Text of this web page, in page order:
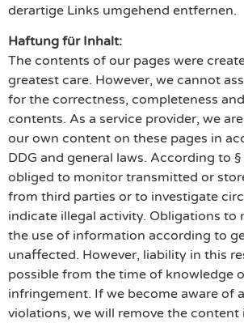
derartige Links umgehend entfernen.
Haftung für Inhalt:
The contents of our pages were
greatest care. However, we cannot
for the correctness, completeness
contents. As a service provider, we
our own content on these pages in
DDG and general laws. According to
obliged to monitor transmitted or
from third parties or to investigate
indicate illegal activity. Obligations to
the use of information according to
unaffected. However, liability in this
possible from the time of knowledge
infringement. If we become aware of
violations, we will remove the content